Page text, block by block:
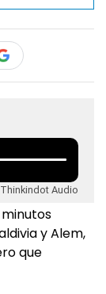
Audio
y Alem,
que